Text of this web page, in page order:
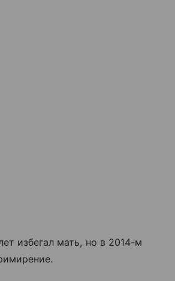
избегал мать, но в 2014-м